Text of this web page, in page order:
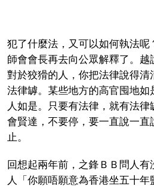
犯了什麼法，又可以如何執法
師會會長再去向公眾解釋了。越
對於狡猾的人，你把法律說得清
法律罅。某些地方的高官囤地如
人如是。只要有法律，就有法
會賢達，不要停，要一直說一直
止。
回想起兩年前，之鋒ＢＢ問人有
人「你願唔願意為香港坐五十